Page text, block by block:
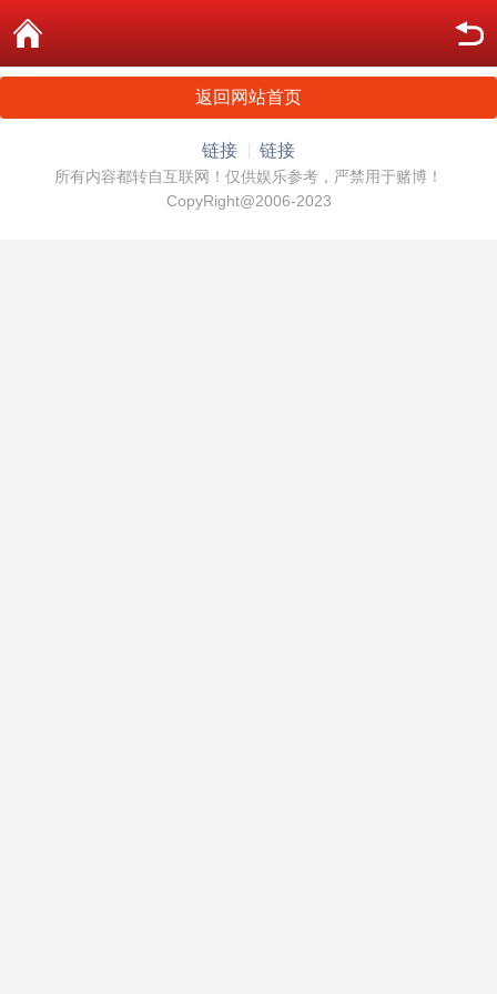
返回网站首页
链接 链接
所有内容都转自互联网！仅供娱乐参考，严禁用于赌博！
CopyRight@2006-2023